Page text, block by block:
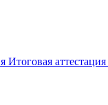
Итоговая аттестация